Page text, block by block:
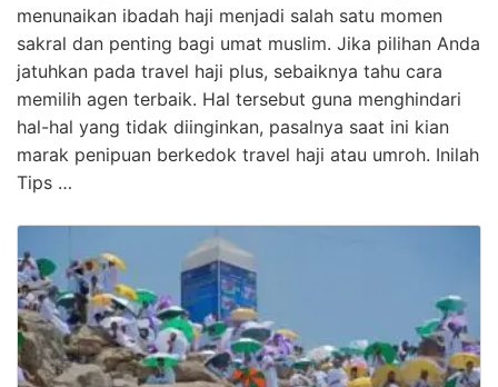
menunaikan ibadah haji menjadi salah satu momen
sakral dan penting bagi umat muslim. Jika pilihan Anda
jatuhkan pada travel haji plus, sebaiknya tahu cara
memilih agen terbaik. Hal tersebut guna menghindari
hal-hal yang tidak diinginkan, pasalnya saat ini kian
marak penipuan berkedok travel haji atau umroh. Inilah
Tips …